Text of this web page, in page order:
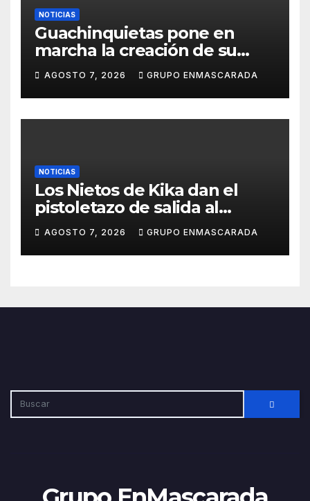
NOTICIAS
Guachinquietas pone en
marcha la creación de su
repertorio para el Carnaval
2027
AGOSTO 7, 2026 GRUPO ENMASCARADA
NOTICIAS
Los Nietos de Kika dan el
pistoletazo de salida al
Carnaval 2027 con el inicio de
sus ensayos
AGOSTO 7, 2026 GRUPO ENMASCARADA